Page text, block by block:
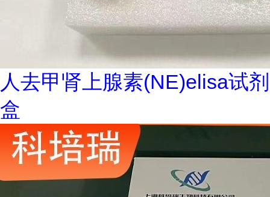
人去甲肾上腺素(NE)elisa试剂
盒